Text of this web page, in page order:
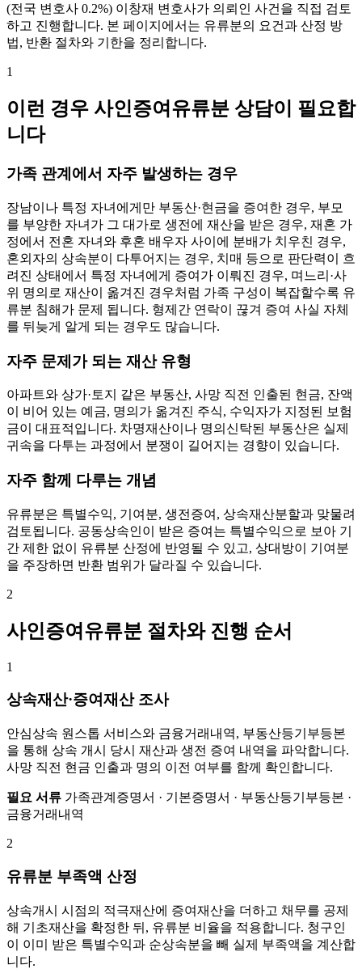
(전국 변호사 0.2%) 이창재 변호사가 의뢰인 사건을 직접 검토
하고 진행합니다. 본 페이지에서는 유류분의 요건과 산정 방
법, 반환 절차와 기한을 정리합니다.
1
이런 경우 사인증여유류분 상담이 필요합
니다
가족 관계에서 자주 발생하는 경우
장남이나 특정 자녀에게만 부동산·현금을 증여한 경우, 부모
를 부양한 자녀가 그 대가로 생전에 재산을 받은 경우, 재혼 가
정에서 전혼 자녀와 후혼 배우자 사이에 분배가 치우친 경우,
혼외자의 상속분이 다투어지는 경우, 치매 등으로 판단력이 흐
려진 상태에서 특정 자녀에게 증여가 이뤄진 경우, 며느리·사
위 명의로 재산이 옮겨진 경우처럼 가족 구성이 복잡할수록 유
류분 침해가 문제 됩니다. 형제간 연락이 끊겨 증여 사실 자체
를 뒤늦게 알게 되는 경우도 많습니다.
자주 문제가 되는 재산 유형
아파트와 상가·토지 같은 부동산, 사망 직전 인출된 현금, 잔액
이 비어 있는 예금, 명의가 옮겨진 주식, 수익자가 지정된 보험
금이 대표적입니다. 차명재산이나 명의신탁된 부동산은 실제
귀속을 다투는 과정에서 분쟁이 길어지는 경향이 있습니다.
자주 함께 다루는 개념
유류분은 특별수익, 기여분, 생전증여, 상속재산분할과 맞물려
검토됩니다. 공동상속인이 받은 증여는 특별수익으로 보아 기
간 제한 없이 유류분 산정에 반영될 수 있고, 상대방이 기여분
을 주장하면 반환 범위가 달라질 수 있습니다.
2
사인증여유류분 절차와 진행 순서
1
상속재산·증여재산 조사
안심상속 원스톱 서비스와 금융거래내역, 부동산등기부등본
을 통해 상속 개시 당시 재산과 생전 증여 내역을 파악합니다.
사망 직전 현금 인출과 명의 이전 여부를 함께 확인합니다.
필요 서류 가족관계증명서 · 기본증명서 · 부동산등기부등본 ·
금융거래내역
2
유류분 부족액 산정
상속개시 시점의 적극재산에 증여재산을 더하고 채무를 공제
해 기초재산을 확정한 뒤, 유류분 비율을 적용합니다. 청구인
이 이미 받은 특별수익과 순상속분을 빼 실제 부족액을 계산합
니다.